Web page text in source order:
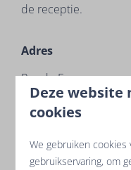
de receptie.
Adres
Puy du Fou
CS 70025
Telefoon
Deze website
cookies
We gebruiken
gebruikservaring, om